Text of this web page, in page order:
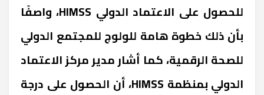
للحصول على الاعتماد الدولي HIMSS، واصفًا
بأن ذلك خطوة هامة للولوج للمجتمع الدولي
للصحة الرقمية، كما أشار مدير مركز الاعتماد
الدولي بمنظمة HIMSS، أن الحصول على درجة